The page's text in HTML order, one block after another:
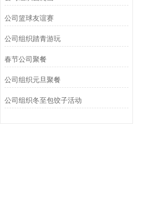
公司篮球友谊赛
公司组织踏青游玩‌
春节公司聚餐
公司组织元旦聚餐
公司组织冬至包饺子活动